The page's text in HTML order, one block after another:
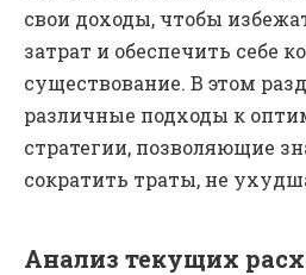
свои доходы, чтобы
затрат и обеспечить себе
существование. В этом
различные подходы к
стратегии, позволяющие
сократить траты, не
Анализ текущих